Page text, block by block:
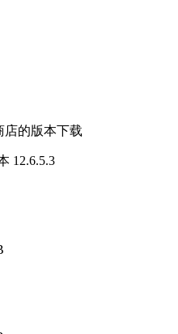
12.6.5.3